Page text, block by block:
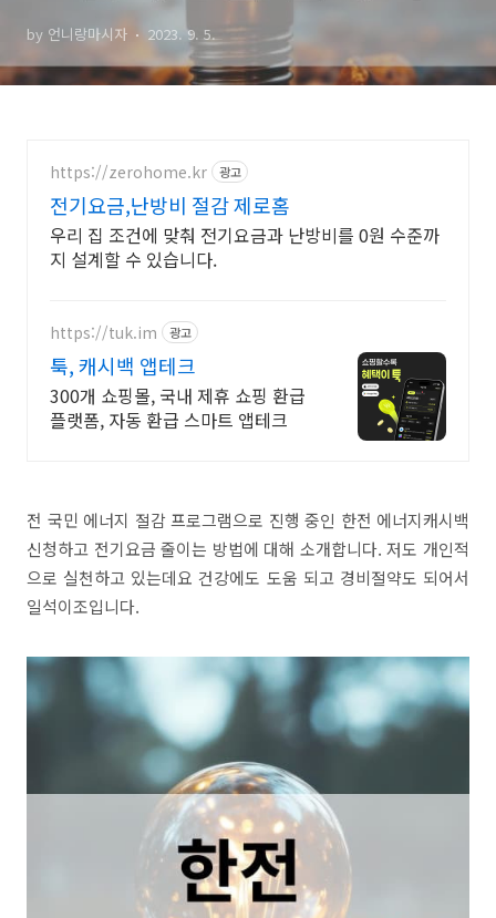
by 언니랑마시자 2023. 9. 5.
https://zerohome.kr 광고
전기요금,난방비 절감 제로홈
우리 집 조건에 맞춰 전기요금과 난방비를 0원 수준까
지 설계할 수 있습니다.
https://tuk.im 광고
툭, 캐시백 앱테크
300개 쇼핑몰, 국내 제휴 쇼핑 환급
플랫폼, 자동 환급 스마트 앱테크
전 국민 에너지 절감 프로그램으로 진행 중인 한전 에너지캐시백
신청하고 전기요금 줄이는 방법에 대해 소개합니다. 저도 개인적
으로 실천하고 있는데요 건강에도 도움 되고 경비절약도 되어서
일석이조입니다.